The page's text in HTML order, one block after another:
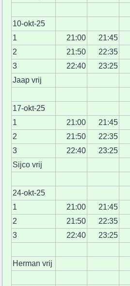
10-okt-25
1
21:00 21:45
2
21:50 22:35
3
22:40 23:25
Jaap vrij
17-okt-25
1
21:00 21:45
2
21:50 22:35
3
22:40 23:25
Sijco vrij
24-okt-25
1
21:00 21:45
2
21:50 22:35
3
22:40 23:25
Herman vrij